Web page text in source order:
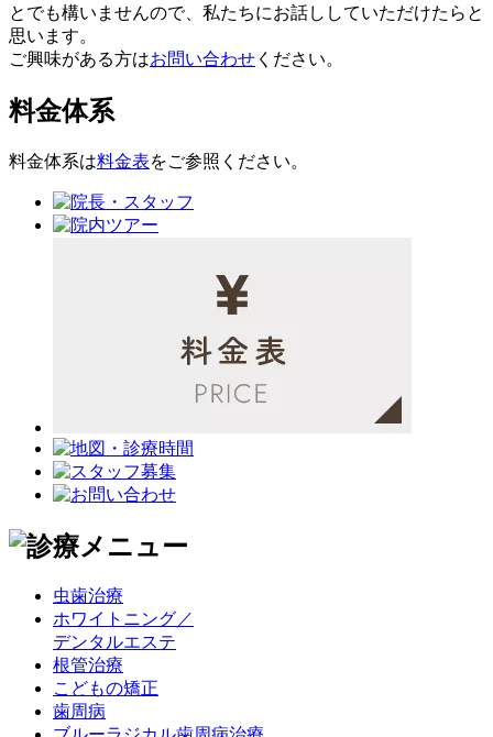
とでも構いませんので、私たちにお話ししていただけたらと
思います。
ご興味がある方はお問い合わせ ください。
料金体系
料金体系は料金表をご参照ください。
虫歯治療
ホワイトニング／
デンタルエステ
根管治療
こどもの矯正
歯周病